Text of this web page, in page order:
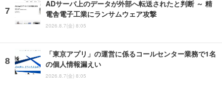
ADサーバ上のデータが外部へ転送されたと判断 ～ 精
電舎電子工業にランサムウェア攻撃
2026.8.7(金) 8:05
「東京アプリ」の運営に係るコールセンター業務で1名
の個人情報漏えい
2026.8.7(金) 8:05